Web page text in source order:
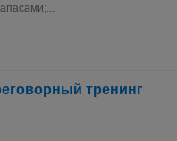
тренинг